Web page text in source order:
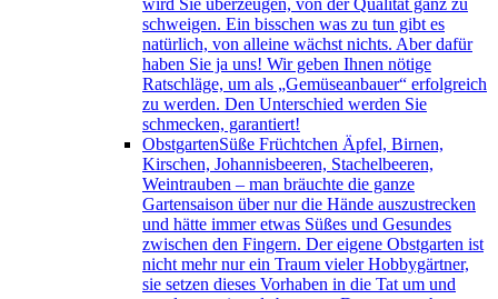
wird Sie überzeugen, von der Qualität ganz zu
schweigen. Ein bisschen was zu tun gibt es
natürlich, von alleine wächst nichts. Aber dafür
haben Sie ja uns! Wir geben Ihnen nötige
Ratschläge, um als „Gemüseanbauer“ erfolgreich
zu werden. Den Unterschied werden Sie
schmecken, garantiert!
ObstgartenSüße Früchtchen Äpfel, Birnen,
Kirschen, Johannisbeeren, Stachelbeeren,
Weintrauben – man bräuchte die ganze
Gartensaison über nur die Hände auszustrecken
und hätte immer etwas Süßes und Gesundes
zwischen den Fingern. Der eigene Obstgarten ist
nicht mehr nur ein Traum vieler Hobbygärtner,
sie setzen dieses Vorhaben in die Tat um und